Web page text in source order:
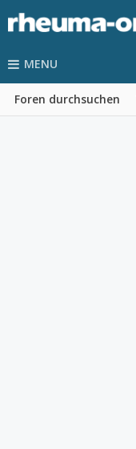
MENU
Foren durchsuchen